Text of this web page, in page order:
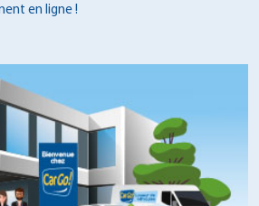
en ligne !